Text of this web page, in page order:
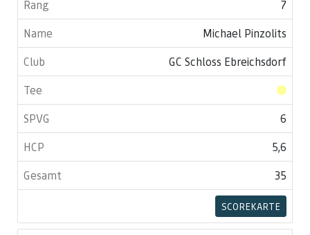
7
Michael Pinzolits
GC Schloss Ebreichsdorf
6
5,6
35
SCOREKARTE